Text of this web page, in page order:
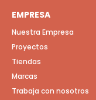
EMPRESA
Nuestra Empresa
Proyectos
Tiendas
Marcas
Trabaja con nosotros